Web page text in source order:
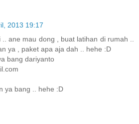
2013 19:17
.. ane mau dong , buat latihan di rumah ..
ya , paket apa aja dah .. hehe :D
bang dariyanto
ya bang .. hehe :D